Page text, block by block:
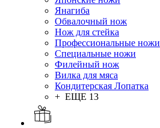
Янагиба
Обвалочный нож
Нож для стейка
Профессиональные ножи
Специальные ножи
Филейный нож
Вилка для мяса
Кондитерская Лопатка
+ ЕЩЕ 13